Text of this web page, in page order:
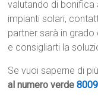
valutando di
impianti solari,
partner sarà in
e consigliarti la
Se vuoi saperne di
al numero verde